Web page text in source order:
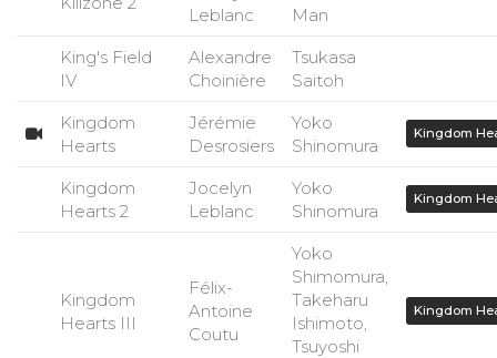
Leblanc
Man
King's Field
IV
Alexandre
Choinière
Tsukasa
Saitoh
Kingdom
Hearts
Jérémie
Desrosiers
Yoko
Shinomura
Kingdom
Kingdom
Hearts 2
Jocelyn
Leblanc
Yoko
Shinomura
Kingdom
Kingdom
Hearts III
Félix-
Antoine
Coutu
Yoko
Shimomura,
Takeharu
Ishimoto,
Tsuyoshi
Kingdom